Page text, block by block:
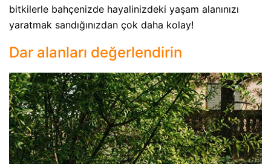
bitkilerle bahçenizde hayalinizdeki yaşam alanınızı
yaratmak sandığınızdan çok daha kolay!
Dar alanları değerlendirin